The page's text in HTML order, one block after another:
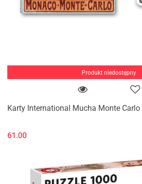
Produkt niedostępny
Karty International Mucha Monte Carlo
61.00